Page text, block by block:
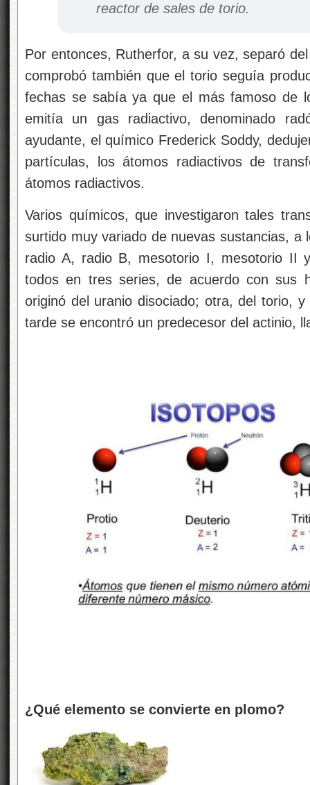
reactor de sales de torio.
Por entonces, Rutherfor, a su vez, separó
comprobó también que el torio seguía
fechas se sabía ya que el más famoso de
emitía un gas radiactivo, denominado
ayudante, el químico Frederick Soddy,
partículas, los átomos radiactivos de
átomos radiactivos.
Varios químicos, que investigaron tales
surtido muy variado de nuevas sustancias, a
radio A, radio B, mesotorio I, mesotorio II
todos en tres series, de acuerdo con sus
originó del uranio disociado; otra, del torio,
tarde se encontró un predecesor del actinio,
¿Qué elemento se convierte en plomo?